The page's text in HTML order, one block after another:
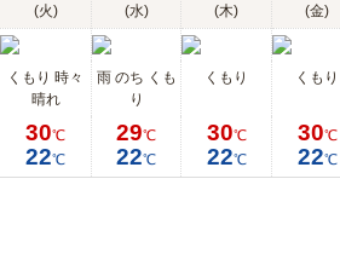
(火)
(水)
(木)
(金)
くもり 時々
晴れ
雨 のち くも
り
くもり くもり
30℃
22℃
29℃
22℃
30℃
22℃
30℃
22℃